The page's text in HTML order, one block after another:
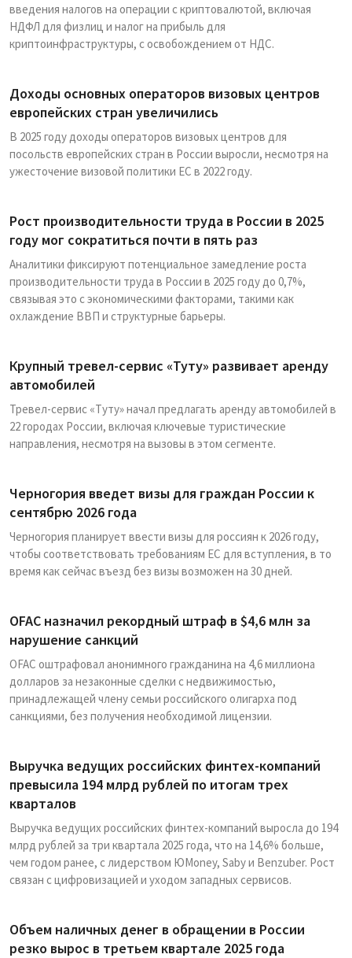
введения налогов на операции с криптовалютой, включая
НДФЛ для физлиц и налог на прибыль для
криптоинфраструктуры, с освобождением от НДС.
Доходы основных операторов визовых центров
европейских стран увеличились
В 2025 году доходы операторов визовых центров для
посольств европейских стран в России выросли, несмотря на
ужесточение визовой политики ЕС в 2022 году.
Рост производительности труда в России в 2025
году мог сократиться почти в пять раз
Аналитики фиксируют потенциальное замедление роста
производительности труда в России в 2025 году до 0,7%,
связывая это с экономическими факторами, такими как
охлаждение ВВП и структурные барьеры.
Крупный тревел-сервис «Туту» развивает аренду
автомобилей
Тревел-сервис «Туту» начал предлагать аренду автомобилей в
22 городах России, включая ключевые туристические
направления, несмотря на вызовы в этом сегменте.
Черногория введет визы для граждан России к
сентябрю 2026 года
Черногория планирует ввести визы для россиян к 2026 году,
чтобы соответствовать требованиям ЕС для вступления, в то
время как сейчас въезд без визы возможен на 30 дней.
OFAC назначил рекордный штраф в $4,6 млн за
нарушение санкций
OFAC оштрафовал анонимного гражданина на 4,6 миллиона
долларов за незаконные сделки с недвижимостью,
принадлежащей члену семьи российского олигарха под
санкциями, без получения необходимой лицензии.
Выручка ведущих российских финтех-компаний
превысила 194 млрд рублей по итогам трех
кварталов
Выручка ведущих российских финтех-компаний выросла до 194
млрд рублей за три квартала 2025 года, что на 14,6% больше,
чем годом ранее, с лидерством ЮMoney, Saby и Benzuber. Рост
связан с цифровизацией и уходом западных сервисов.
Объем наличных денег в обращении в России
резко вырос в третьем квартале 2025 года